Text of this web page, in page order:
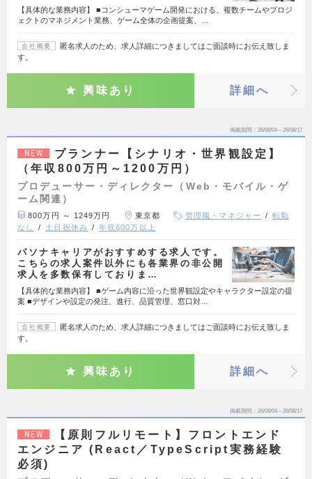
【具体的な業務内容】 ■コンシューマゲーム開発における、複数チームやプロジ
ェクトのマネジメント業務、ゲーム全体の企画提案、…
会社概要
匿名求人のため、求人詳細につきましてはご面談時にお伝え致しま
す。
興味あり 詳細へ
掲載期間 26/08/04～26/08/17
NEW
プランナー【シナリオ・世界観設定】
（年収800万円～1200万円）
プロデューサー・ディレクター（Web・モバイル・ゲ
ーム関連）
800万円 ～ 1249万円 東京都 管理職・マネジャー
転勤
なし
土日祝休み 年収600万以上
パソナキャリアがおすすめする求人です。
こちらの求人案件以外にも各業界の非公開
求人を多数保有しておりま…
【具体的な業務内容】 ■ゲーム内容に沿った世界観設定やキャラクター設定の提
案 ■デザインや設定の発注、進行、品質管理、窓口対…
会社概要
匿名求人のため、求人詳細につきましてはご面談時にお伝え致しま
す。
興味あり 詳細へ
掲載期間 26/08/04～26/08/17
NEW
【原則フルリモート】フロントエンド
エンジニア (React／TypeScript実務経験
必須)